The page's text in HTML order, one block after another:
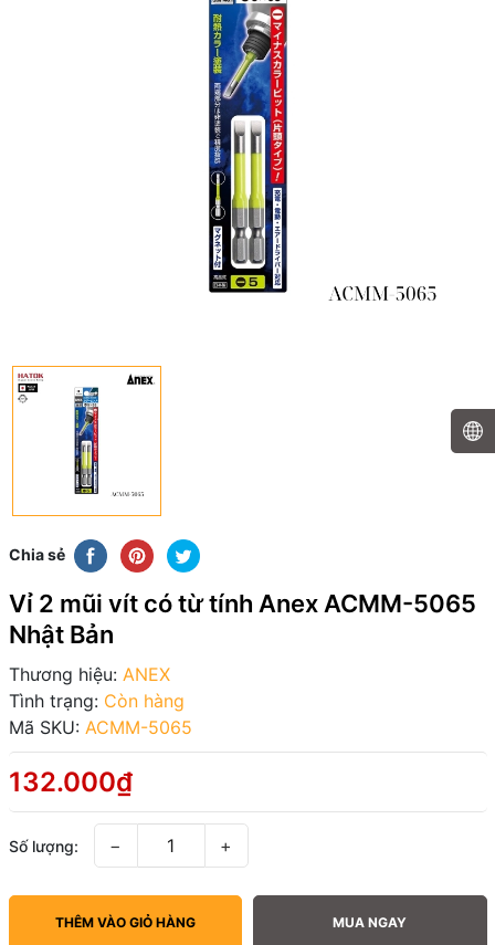
Chia sẻ
Vỉ 2 mũi vít có từ tính Anex ACMM-5065
Nhật Bản
Thương hiệu: ANEX
Tình trạng: Còn hàng
Mã SKU: ACMM-5065
132.000₫
Số lượng: − +
THÊM VÀO GIỎ HÀNG MUA NGAY